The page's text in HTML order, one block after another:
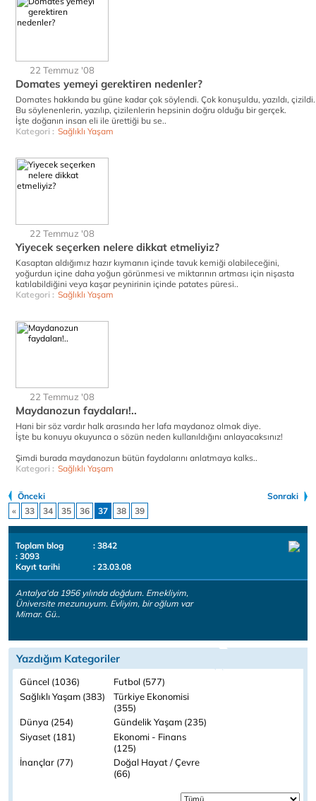
22 Temmuz '08
Domates yemeyi gerektiren nedenler?
Domates hakkında bu güne kadar çok söylendi. Çok konuşuldu, yazıldı, çizildi.
Bu söylenenlerin, yazılıp, çizilenlerin hepsinin doğru olduğu bir gerçek.
İşte doğanın insan eli ile ürettiği bu se..
Kategori : Sağlıklı Yaşam
22 Temmuz '08
Yiyecek seçerken nelere dikkat etmeliyiz?
Kasaptan aldığımız hazır kıymanın içinde tavuk kemiği olabileceğini,
yoğurdun içine daha yoğun görünmesi ve miktarının artması için nişasta
katılabildiğini veya kaşar peynirinin içinde patates püresi..
Kategori : Sağlıklı Yaşam
22 Temmuz '08
Maydanozun faydaları!..
Hani bir söz vardır halk arasında her lafa maydanoz olmak diye.
İşte bu konuyu okuyunca o sözün neden kullanıldığını anlayacaksınız!
Şimdi burada maydanozun bütün faydalarını anlatmaya kalks..
Kategori : Sağlıklı Yaşam
Önceki
Sonraki
«
33 34 35 36 37 38 39
Toplam blog
: 3842
: 3093
Kayıt tarihi
: 23.03.08
Antalya'da 1956 yılında doğdum. Emekliyim,
Üniversite mezunuyum. Evliyim, bir oğlum var
Mimar. Gü..
Yazdığım Kategoriler
Güncel (1036)
Futbol (577)
Sağlıklı Yaşam (383)
Türkiye Ekonomisi
(355)
Dünya (254)
Gündelik Yaşam (235)
Siyaset (181)
Ekonomi - Finans
(125)
İnançlar (77) Doğal Hayat / Çevre
(66)